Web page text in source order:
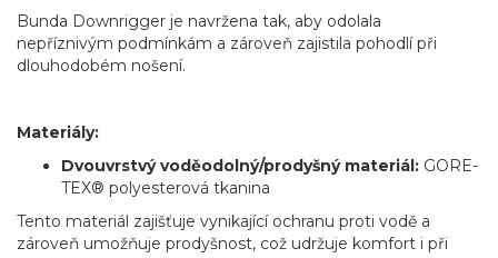
Bunda Downrigger je navržena tak, aby odolala
nepříznivým podmínkám a zároveň zajistila pohodlí při
dlouhodobém nošení.
Materiály:
Dvouvrstvý voděodolný/prodyšný materiál: GORE-
TEX® polyesterová tkanina
Tento materiál zajišťuje vynikající ochranu proti vodě a
zároveň umožňuje prodyšnost, což udržuje komfort i při